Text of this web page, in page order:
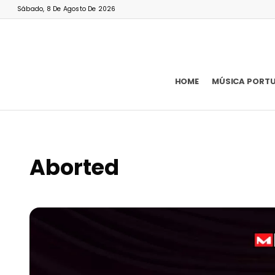
Sábado, 8 De Agosto De 2026
HOME MÚSICA
Aborted